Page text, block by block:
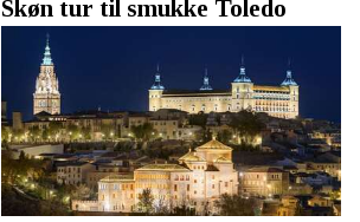
Skøn tur til smukke Toledo